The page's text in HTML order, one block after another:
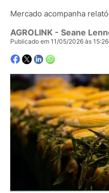
Mercado acompanha
AGROLINK - Seane
Publicado em 11/05/2026 às